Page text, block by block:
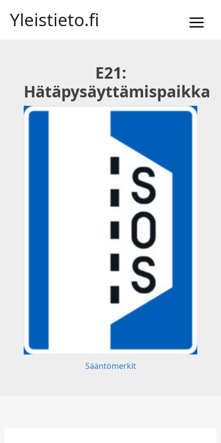
sisältöön
Yleistieto.fi
E21:
Hätäpysäyttämispaikka
Sääntömerkit